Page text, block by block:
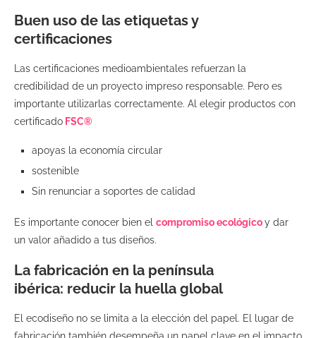
Buen uso de las etiquetas y
certificaciones
Las certificaciones medioambientales refuerzan la
credibilidad de un proyecto impreso responsable. Pero es
importante utilizarlas correctamente. Al elegir productos con
certificado FSC®
apoyas la economía circular
sostenible
Sin renunciar a soportes de calidad
Es importante conocer bien el compromiso ecológicoy dar
un valor añadido a tus diseños.
La fabricación en la península
ibérica: reducir la huella global
El ecodiseño no se limita a la elección del papel. El lugar de
fabricación también desempeña un papel clave en el impacto